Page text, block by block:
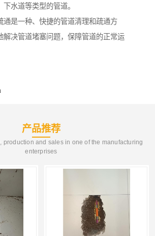
水道等类型的管道。
通是一种、快捷的管道清理和疏通方
解决管道堵塞问题，保障管道的正常运
产品推荐
production and sales in one of the manufacturing
enterprises